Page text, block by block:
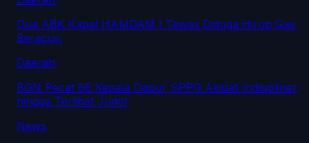
Dua ABK Kapal HAMDAM I Tewas Diduga Hirup Gas
Beracun
Daerah
BGN Pecat 66 Kepala Dapur SPPG Akibat Indisipliner
hingga Terlibat Judol
News